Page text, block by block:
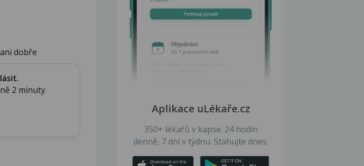
dobře
2 minuty.
Aplikace uLékaře.cz
350+ lékařů v kapse. 24 hodin
denně, 7 dní v týdnu. Stahujte dnes.